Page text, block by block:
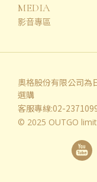
MEDIA
影音專區
奧格股份有限公司為
選購
客服專線:02-
© 2025 OUTGO